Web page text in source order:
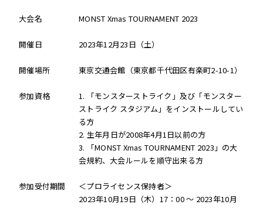
大会名 MONST Xmas TOURNAMENT 2023
開催日 2023年12月23日（土）
開催場所 東京交通会館（東京都千代田区有楽町2-10-1）
参加資格
1. 「モンスターストライク」及び「モンスター
ストライク スタジアム」をインストールしてい
る方
2. 生年月日が2008年4月1日以前の方
3. 「MONST Xmas TOURNAMENT 2023」の大
会規約、大会ルールを順守出来る方
参加受付期間
＜プロライセンス保持者＞
2023年10月19日（木）17：00 〜 2023年10月